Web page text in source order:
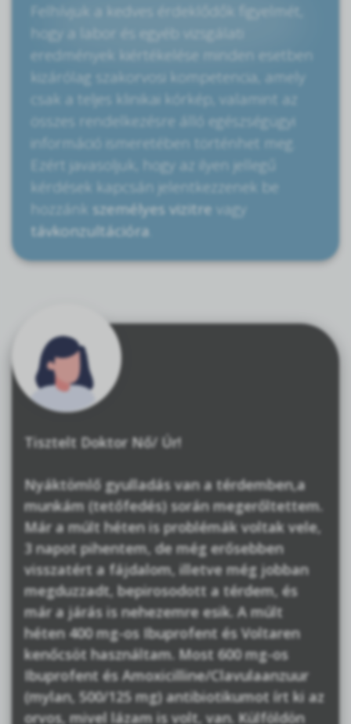
Felhívjuk a kedves érdeklődők figyelmét,
hogy a labor és egyéb vizsgálati
eredmények kiértékelése minden esetben
kizárólag szakorvosi kompetencia, amely
csak a teljes klinikai kórkép, valamint az
összes rendelkezésre álló egészségügyi
információ ismeretében történhet meg.
Ezért javasoljuk, hogy az ilyen jellegű
kérdések kapcsán jelentkezzenek be
hozzánk személyes vizitre vagy
távkonzultációra
Tisztelt Doktor Nő/ Úr!
Nyáktömlő gyulladás van a térdemben,a
munkám (tetőfedés) során megerőltettem.
Már a múlt héten is problémák voltak vele,
3 napot pihentem, de még erősebben
visszatért a fájdalom, illetve még jobban
megduzzadt, bepirosodott a térdem, és
már a járás is nehezemre esik. A múlt
héten 400 mg-os Ibuprofent és Voltaren
kenőcsöt használtam. Most 600 mg-os
Ibuprofent és Amoxicilline/Clavulaanzuur
(mylan, 500/125 mg) antibiotikumot írt ki az
orvos, mivel lázam is volt, van. Külföldön